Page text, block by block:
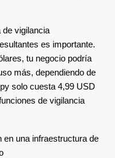
de vigilancia
es importante.
tu negocio podría
más, dependiendo de
solo cuesta 4,99 USD
de vigilancia
una infraestructura de